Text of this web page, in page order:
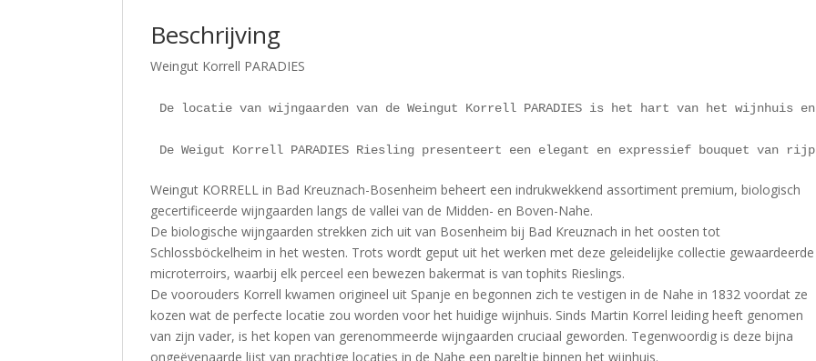
Beschrijving
Weingut Korrell PARADIES
De locatie van wijngaarden van de Weingut Korrell PARADIES is het hart van het
De Weigut Korrell PARADIES Riesling presenteert een elegant en expressief bouquet
Weingut KORRELL in Bad Kreuznach-Bosenheim beheert een indrukwekkend assortiment premium, biologisch
gecertificeerde wijngaarden langs de vallei van de Midden- en Boven-Nahe.
De biologische wijngaarden strekken zich uit van Bosenheim bij Bad Kreuznach in het oosten tot
Schlossböckelheim in het westen. Trots wordt geput uit het werken met deze geleidelijke collectie gewaardeerde
microterroirs, waarbij elk perceel een bewezen bakermat is van tophits Rieslings.
De voorouders Korrell kwamen origineel uit Spanje en begonnen zich te vestigen in de Nahe in 1832 voordat ze
kozen wat de perfecte locatie zou worden voor het huidige wijnhuis. Sinds Martin Korrel leiding heeft genomen
van zijn vader, is het kopen van gerenommeerde wijngaarden cruciaal geworden. Tegenwoordig is deze bijna
ongeëvenaarde lijst van prachtige locaties in de Nahe een pareltje binnen het wijnhuis.